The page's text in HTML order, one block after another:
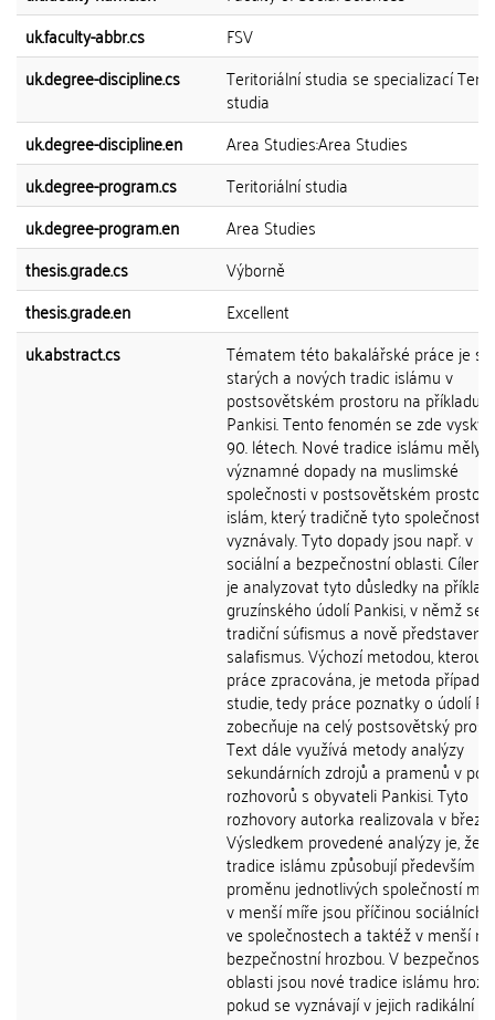
uk.faculty-abbr.cs
FSV
uk.degree-discipline.cs
Teritoriální studia se specializací
studia
uk.degree-discipline.en
Area Studies:Area Studies
uk.degree-program.cs
Teritoriální studia
uk.degree-program.en
Area Studies
thesis.grade.cs
Výborně
thesis.grade.en
Excellent
uk.abstract.cs
Tématem této bakalářské práce je
starých a nových tradic islámu v
postsovětském prostoru na příkladu
Pankisi. Tento fenomén se zde
90. létech. Nové tradice islámu měly
významné dopady na muslimské
společnosti v postsovětském
islám, který tradičně tyto společnosti
vyznávaly. Tyto dopady jsou např. v
sociální a bezpečnostní oblasti. Cílem
je analyzovat tyto důsledky na
gruzínského údolí Pankisi, v němž se
tradiční súfismus a nově
salafismus. Výchozí metodou, kterou
práce zpracována, je metoda
studie, tedy práce poznatky o údolí
zobecňuje na celý postsovětský
Text dále využívá metody analýzy
sekundárních zdrojů a pramenů v
rozhovorů s obyvateli Pankisi. Tyto
rozhovory autorka realizovala v
Výsledkem provedené analýzy je, že
tradice islámu způsobují především
proměnu jednotlivých společností
v menší míře jsou příčinou sociálních
ve společnostech a taktéž v menší
bezpečnostní hrozbou. V
oblasti jsou nové tradice islámu
pokud se vyznávají v jejich radikální